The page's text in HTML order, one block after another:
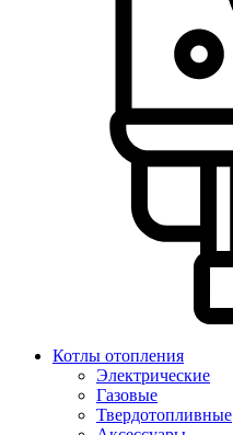
Котлы отопления
Электрические
Газовые
Твердотопливные